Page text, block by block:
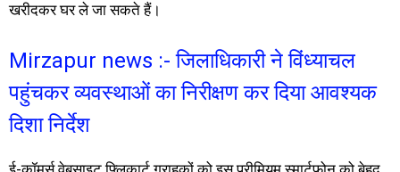
खरीदकर घर ले जा सकते हैं।
Mirzapur news :- जिलाधिकारी ने विंध्याचल
पहुंचकर व्यवस्थाओं का निरीक्षण कर दिया आवश्यक
दिशा निर्देश